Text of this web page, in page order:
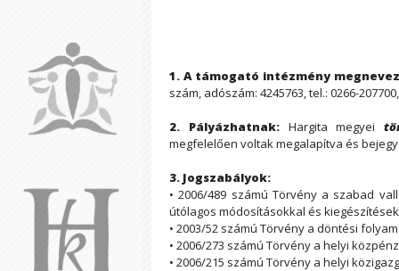
1. A támogató intézmény
szám, adószám: 4245763, tel.: 0266-
2. Pályázhatnak:Hargita megyei
megfelelően voltak megalapítva és
3. Jogszabályok:
• 2006/489 számú Törvény a szabad
útólagos módosításokkal és
• 2003/52 számú Törvény a döntési
• 2006/273 számú Törvény a helyi
• 2006/215 számú Törvény a helyi